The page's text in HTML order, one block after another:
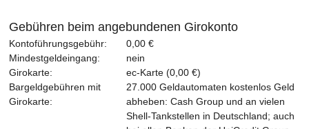
Gebühren beim angebundenen Girokonto
Kontoführungsgebühr:
0,00 €
Mindestgeldeingang:
nein
Girokarte:
ec-Karte (0,00 €)
Bargeldgebühren mit
Girokarte:
27.000 Geldautomaten kostenlos Geld
abheben: Cash Group und an vielen
Shell-Tankstellen in Deutschland; auch